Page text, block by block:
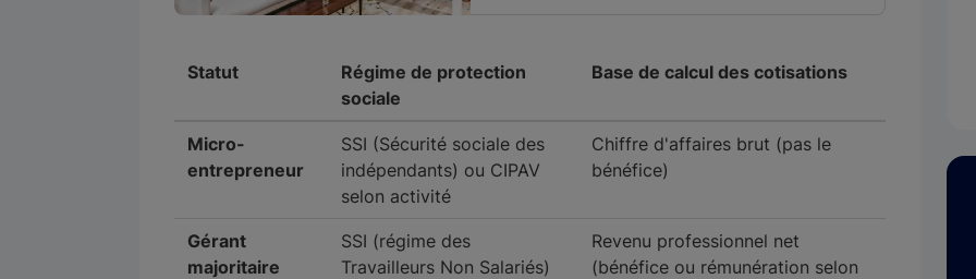
Statut
Régime de protection
sociale
Base de calcul des cotisations
Micro-
entrepreneur
SSI (Sécurité sociale des
indépendants) ou CIPAV
selon activité
Chiffre d'affaires brut (pas le
bénéfice)
Gérant
majoritaire
SSI (régime des
Travailleurs Non Salariés)
Revenu professionnel net
(bénéfice ou rémunération selon